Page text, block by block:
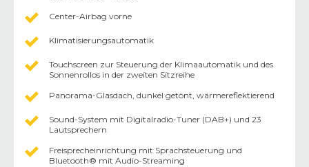
Center-Airbag vorne
Klimatisierungsautomatik
Touchscreen zur Steuerung der Klimaautomatik und des
Sonnenrollos in der zweiten Sitzreihe
Panorama-Glasdach, dunkel getönt, wärmereflektierend
Sound-System mit Digitalradio-Tuner (DAB+) und 23
Lautsprechern
Freisprecheinrichtung mit Sprachsteuerung und
Bluetooth® mit Audio-Streaming